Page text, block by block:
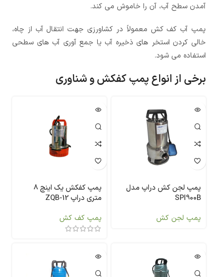
آمدن سطح آب، آن را خاموش می کند.
پمپ آب کف کش معمولاً در کشاورزی جهت انتقال آب از چاه،
خالی کردن استخر های ذخیره آب یا جمع آوری آب های سطحی
استفاده می شود.
برخی از انواع پمپ کفکش و شناوری
پمپ لجن کش دراپ مدل
SPI900B
پمپ لجن کش
پمپ کفکش یک اینچ 8
متری دراپ ZQB-12
پمپ کف کش